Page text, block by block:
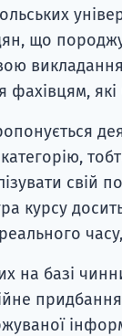
що
фахівцям,
свій
курсу
на базі